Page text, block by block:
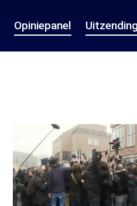
Opiniepanel